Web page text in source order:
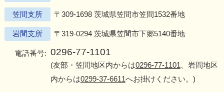
笠間支所 〒309-1698 茨城県笠間市笠間1532番地
岩間支所 〒319-0294 茨城県笠間市下郷5140番地
電話番号: 0296-77-1101
(友部・笠間地区内からは0296-77-1101 、岩間地区
内からは0299-37-6611へお掛けください。)